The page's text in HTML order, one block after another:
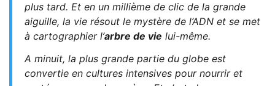
plus tard. Et en un millième de clic de la grande
aiguille, la vie résout le mystère de l’ADN et se met
à cartographier l’arbre de vie lui-même.
A minuit, la plus grande partie du globe est
convertie en cultures intensives pour nourrir et